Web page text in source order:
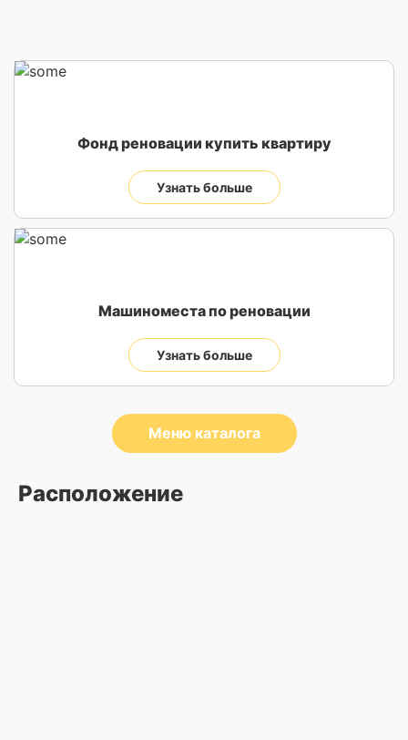
Фонд реновации купить квартиру
Узнать больше
Машиноместа по реновации
Узнать больше
Меню каталога
Расположение